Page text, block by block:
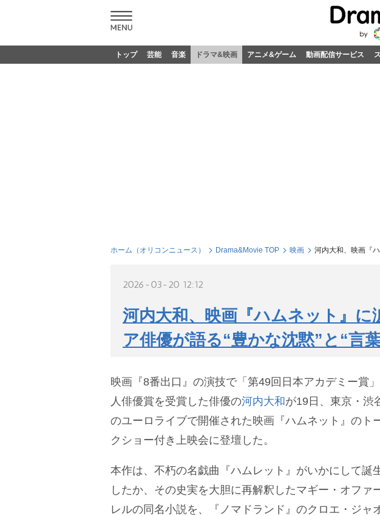
トップ 芸能 音楽 ドラマ&映画 アニメ&ゲーム 動画配信サービス
ホーム（オリコンニュース） Drama&Movie TOP 映画 河内大和、映画『
2026-03-20 12:12
河内大和、映画『ハムネット』に
ア俳優が語る“豊かな沈黙”と“言
映画『8番出口』の演技で「第49回日本アカデミー賞
人俳優賞を受賞した俳優の河内大和が19日、東京・渋
のユーロライブで開催された映画『ハムネット』のト
クショー付き上映会に登壇した。
本作は、不朽の名戯曲『ハムレット』がいかにして誕
したか、その史実を大胆に再解釈したマギー・オファ
レルの同名小説を、『ノマドランド』のクロエ・ジャ